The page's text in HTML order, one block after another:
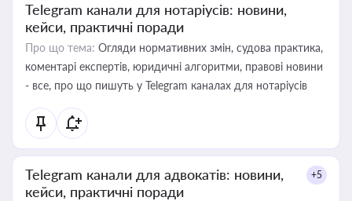
Telegram канали для нотаріусів: новини,
кейси, практичні поради
Про що тема: Огляди нормативних змін, судова практика,
коментарі експертів, юридичні алгоритми, правові новини
- все, про що пишуть у Telegram каналах для нотаріусів
Telegram канали для адвокатів: новини,
кейси, практичні поради
+5